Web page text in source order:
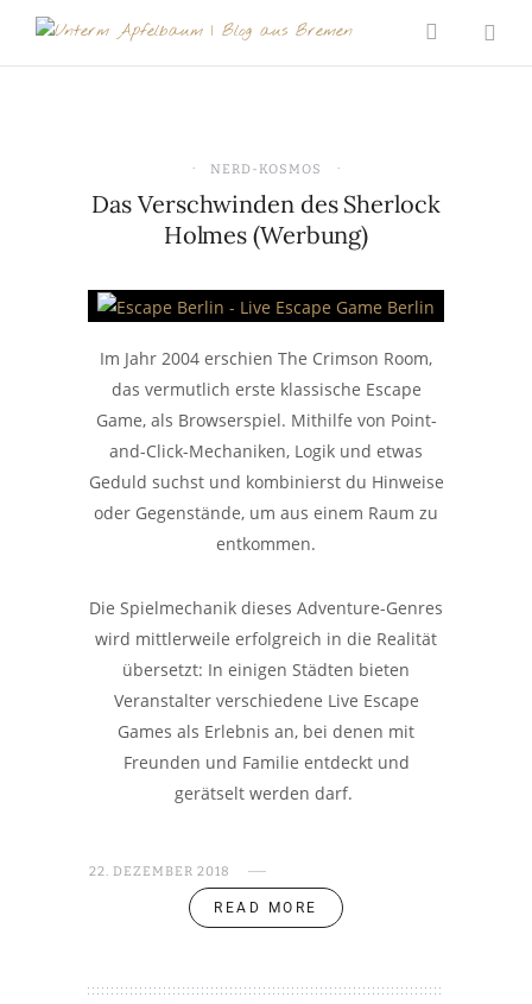
NERD-KOSMOS
Das Verschwinden des Sherlock
Holmes (Werbung)
Im Jahr 2004 erschien The Crimson Room,
das vermutlich erste klassische Escape
Game, als Browserspiel. Mithilfe von Point-
and-Click-Mechaniken, Logik und etwas
Geduld suchst und kombinierst du Hinweise
oder Gegenstände, um aus einem Raum zu
entkommen.
Die Spielmechanik dieses Adventure-Genres
wird mittlerweile erfolgreich in die Realität
übersetzt: In einigen Städten bieten
Veranstalter verschiedene Live Escape
Games als Erlebnis an, bei denen mit
Freunden und Familie entdeckt und
gerätselt werden darf.
22. DEZEMBER 2018
READ MORE